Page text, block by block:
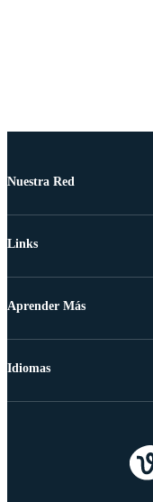
Nuestra Red
Links
Aprender Más
Idiomas